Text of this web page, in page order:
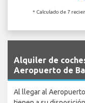
* Calculado de 7
Alquiler de
Aeropuerto de
Al llegar al Aeropuerto